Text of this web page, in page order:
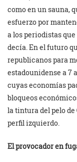
como en un sauna,
esfuerzo por
a los periodistas
decía. En el futuro
republicanos para
estadounidense a 7
cuyas economías
bloqueos
la tintura del pelo
perfil izquierdo.
El provocador en